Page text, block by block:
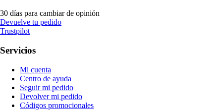
30 días para cambiar de opinión
Devuelve tu pedido
Trustpilot
Servicios
Mi cuenta
Centro de ayuda
Seguir mi pedido
Devolver mi pedido
Códigos promocionales